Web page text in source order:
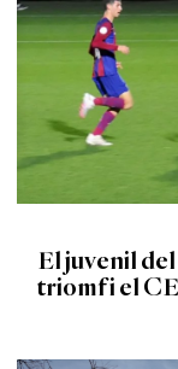
El juvenil
triomf i el